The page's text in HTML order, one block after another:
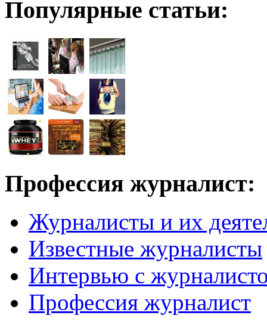
Популярные статьи:
Профессия журналист:
Журналисты и их
Известные журналисты
Интервью с
Профессия журналист